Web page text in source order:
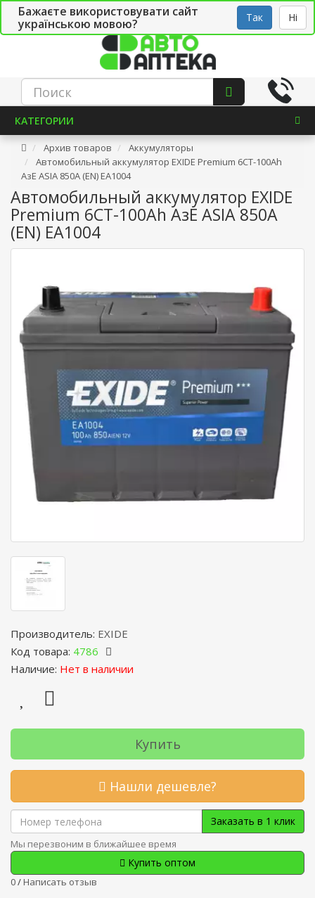
Бажаєте використовувати сайт
українською мовою?
Так Ні
СТО Укр
КАТЕГОРИИ
Архив товаров
Аккумуляторы
Автомобильный аккумулятор EXIDE Premium 6СТ-100Ah
АзЕ ASIA 850A (EN) EA1004
Автомобильный аккумулятор EXIDE
Premium 6СТ-100Ah АзЕ ASIA 850A
(EN) EA1004
Производитель: EXIDE
Код товара: 4786
Наличие: Нет в наличии
Купить
Нашли дешевле?
Заказать в 1 клик
Мы перезвоним в ближайшее время
Купить оптом
0/ Написать отзыв